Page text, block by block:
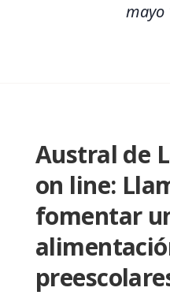
mayo
Austral de
on line:
fomentar